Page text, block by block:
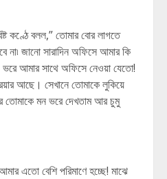
কণ্ঠে বলল,” তোমার বোর লাগতে
জানো সারাদিন অফিসে আমার কি
আমার সাথে অফিসে নেওয়া যেতো!
আছে। সেখানে তোমাকে লুকিয়ে
তোমাকে মন ভরে দেখতাম আর চুমু
এতো বেশি পরিমাণে হচ্ছে! মাঝে